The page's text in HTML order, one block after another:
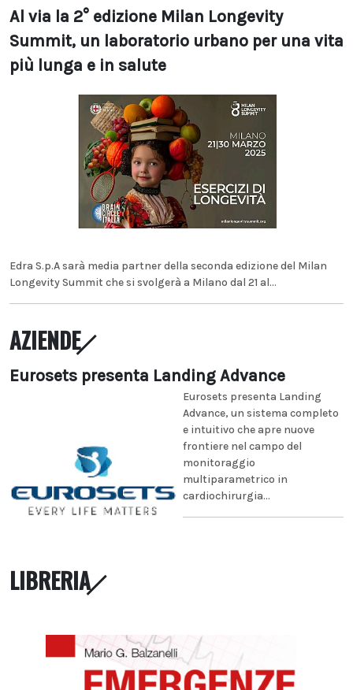
Al via la 2° edizione Milan Longevity
Summit, un laboratorio urbano per una vita
più lunga e in salute
Edra S.p.A sarà media partner della seconda edizione del Milan
Longevity Summit che si svolgerà a Milano dal 21 al...
AZIENDE
Eurosets presenta Landing Advance
Eurosets presenta Landing
Advance, un sistema completo
e intuitivo che apre nuove
frontiere nel campo del
monitoraggio
multiparametrico in
cardiochirurgia...
LIBRERIA